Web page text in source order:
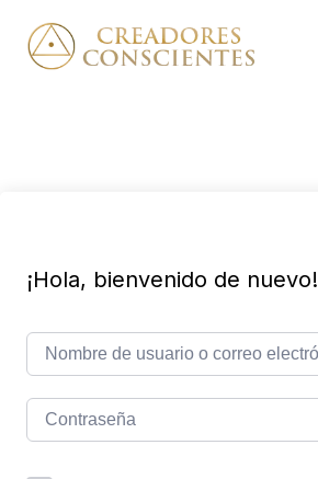
¡Hola, bienvenido de nuevo!